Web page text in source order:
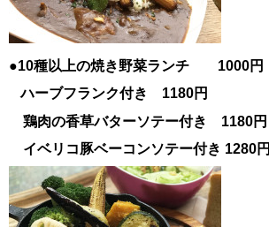
●10種以上の焼き野菜ランチ 1000円
ハーブフランク付き 1180円
鶏肉の香草バターソテー付き 1180円
イベリコ豚ベーコンソテー付き 1280円